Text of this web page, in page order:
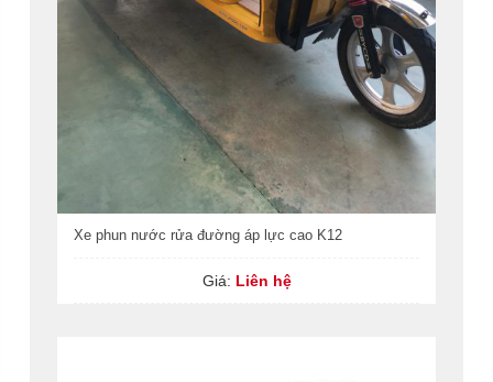
Xe phun nước rửa đường áp lực cao K12
Giá: Liên hệ